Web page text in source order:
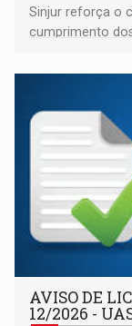
Sinjur reforça o
cumprimento
AVISO DE
12/2026 -